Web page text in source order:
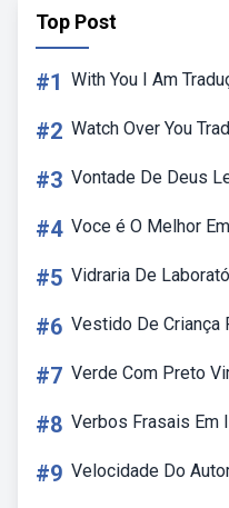
Top Post
#1 With You I Am
#2 Watch Over You
#3 Vontade De Deus
#4 Voce é O Melhor
#5 Vidraria De
#6 Vestido De Criança
#7 Verde Com Preto
#8 Verbos Frasais Em
#9 Velocidade Do